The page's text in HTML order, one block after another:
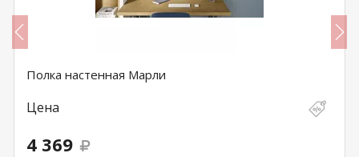
Полка настенная Марли
Цена
4 369